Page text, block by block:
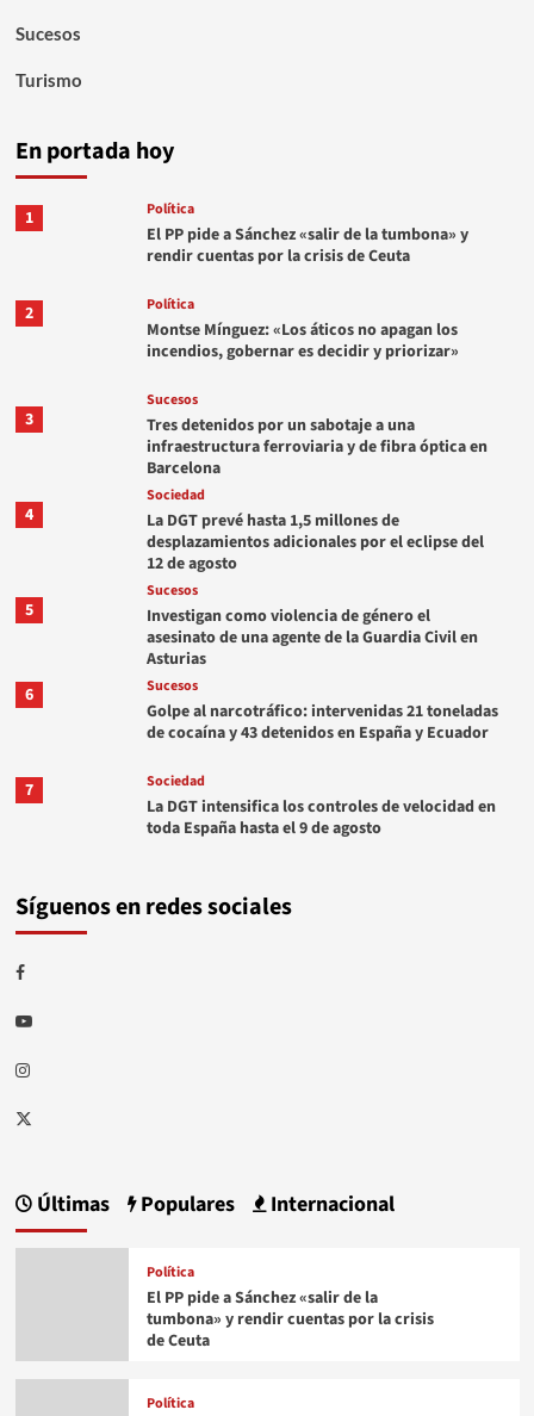
Sucesos
Turismo
En portada hoy
1 Política
El PP pide a Sánchez «salir de la tumbona» y
rendir cuentas por la crisis de Ceuta
2 Política
Montse Mínguez: «Los áticos no apagan los
incendios, gobernar es decidir y priorizar»
3
Sucesos
Tres detenidos por un sabotaje a una
infraestructura ferroviaria y de fibra óptica en
Barcelona
4
Sociedad
La DGT prevé hasta 1,5 millones de
desplazamientos adicionales por el eclipse del
12 de agosto
5
Sucesos
Investigan como violencia de género el
asesinato de una agente de la Guardia Civil en
Asturias
6
Sucesos
Golpe al narcotráfico: intervenidas 21 toneladas
de cocaína y 43 detenidos en España y Ecuador
7 Sociedad
La DGT intensifica los controles de velocidad en
toda España hasta el 9 de agosto
Síguenos en redes sociales
Facebook
Youtube
Instagram
Twitter
Últimas Populares Internacional
Política
El PP pide a Sánchez «salir de la
tumbona» y rendir cuentas por la crisis
de Ceuta
Política